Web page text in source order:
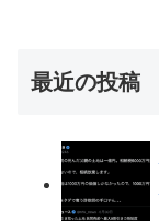
最近の投稿